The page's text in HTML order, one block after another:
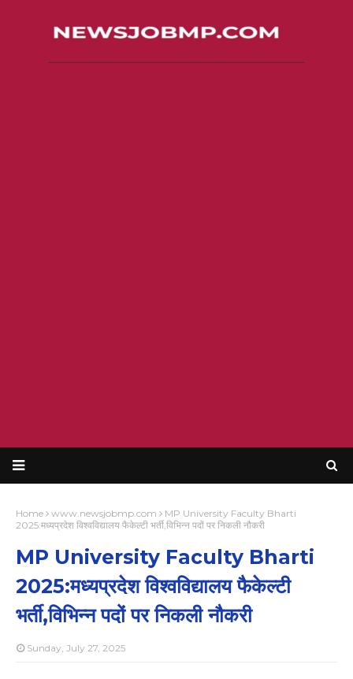
Home www.newsjobmp.com
MP University Faculty Bharti
2025:मध्यप्रदेश विश्वविद्यालय फैकेल्टी भर्ती,विभिन्न पदों पर निकली नौकरी
MP University Faculty Bharti
2025:मध्यप्रदेश विश्वविद्यालय फैकेल्टी
भर्ती,विभिन्न पदों पर निकली नौकरी
Sunday, July 27, 2025